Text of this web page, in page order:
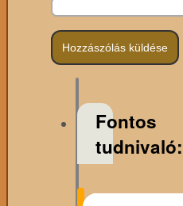
Fontos
tudnivaló: